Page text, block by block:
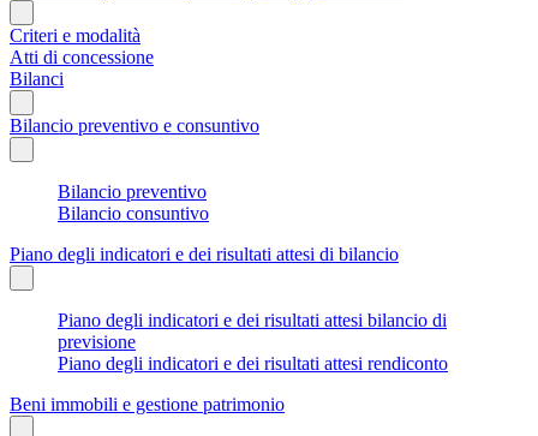
Criteri e modalità
Atti di concessione
Bilanci
Bilancio preventivo e consuntivo
Bilancio preventivo
Bilancio consuntivo
Piano degli indicatori e dei risultati attesi di bilancio
Piano degli indicatori e dei risultati attesi bilancio di
previsione
Piano degli indicatori e dei risultati attesi rendiconto
Beni immobili e gestione patrimonio